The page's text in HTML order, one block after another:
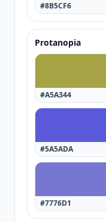
#8B5CF6
Protanopia
#A5A344
#5A5ADA
#7776D1